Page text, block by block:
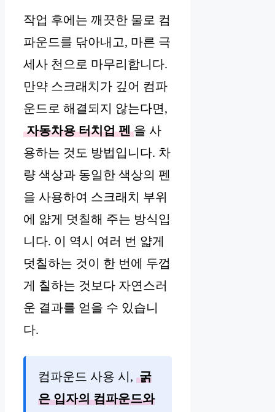
작업 후에는 깨끗한 물로 컴
파운드를 닦아내고, 마른 극
세사 천으로 마무리합니다.
만약 스크래치가 깊어 컴파
운드로 해결되지 않는다면,
자동차용 터치업 펜 을 사
용하는 것도 방법입니다. 차
량 색상과 동일한 색상의 펜
을 사용하여 스크래치 부위
에 얇게 덧칠해 주는 방식입
니다. 이 역시 여러 번 얇게
덧칠하는 것이 한 번에 두껍
게 칠하는 것보다 자연스러
운 결과를 얻을 수 있습니
다.
컴파운드 사용 시, 굵
은 입자의 컴파운드와